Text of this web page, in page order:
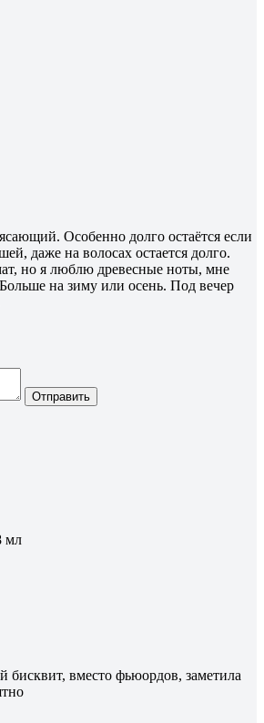
Особенно долго остаётся если
даже на волосах остается долго.
но я люблю древесные ноты, мне
на зиму или осень. Под вечер
Отправить
мл
бисквит, вместо фьюордов, заметила